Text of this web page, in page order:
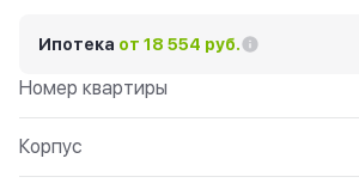
Ипотека от 18 554 руб.
Номер квартиры
Корпус